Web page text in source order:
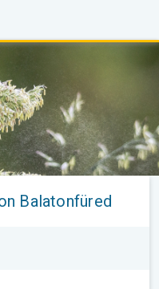
Balatonfüred